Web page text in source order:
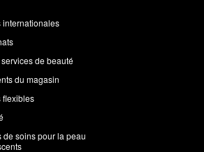
internationales
services de beauté
du magasin
flexibles
de soins pour la peau